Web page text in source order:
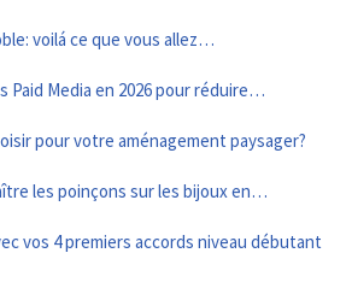
voilá ce que vous allez…
Paid Media en 2026 pour réduire…
pour votre aménagement paysager?
les poinçons sur les bijoux en…
vos 4 premiers accords niveau débutant